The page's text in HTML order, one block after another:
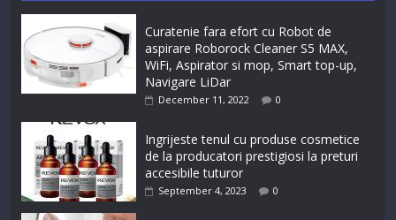
Curatenie fara efort cu Robot de
aspirare Roborock Cleaner S5 MAX,
WiFi, Aspirator si mop, Smart top-up,
Navigare LiDar
December 11, 2022 0
Ingrijeste tenul cu produse cosmetice
de la producatori prestigiosi la preturi
accesibile tuturor
September 4, 2023 0